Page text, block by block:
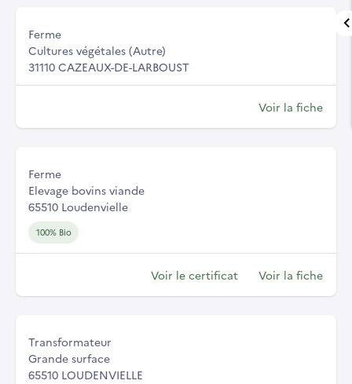
Ferme
Cultures végétales (Autre)
31110 CAZEAUX-DE-LARBOUST
Voir la fiche
Ferme
Elevage bovins viande
65510 Loudenvielle
100% Bio
Voir le certificat Voir la fiche
Transformateur
Grande surface
65510 LOUDENVIELLE